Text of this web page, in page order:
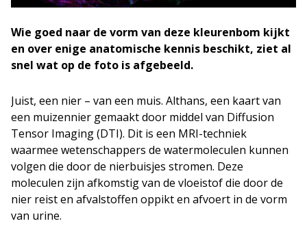
Wie goed naar de vorm van deze kleurenbom kijkt
en over enige anatomische kennis beschikt, ziet al
snel wat op de foto is afgebeeld.
Juist, een nier – van een muis. Althans, een kaart van
een muizennier gemaakt door middel van Diffusion
Tensor Imaging (DTI). Dit is een MRI-techniek
waarmee wetenschappers de watermoleculen kunnen
volgen die door de nierbuisjes stromen. Deze
moleculen zijn afkomstig van de vloeistof die door de
nier reist en afvalstoffen oppikt en afvoert in de vorm
van urine.